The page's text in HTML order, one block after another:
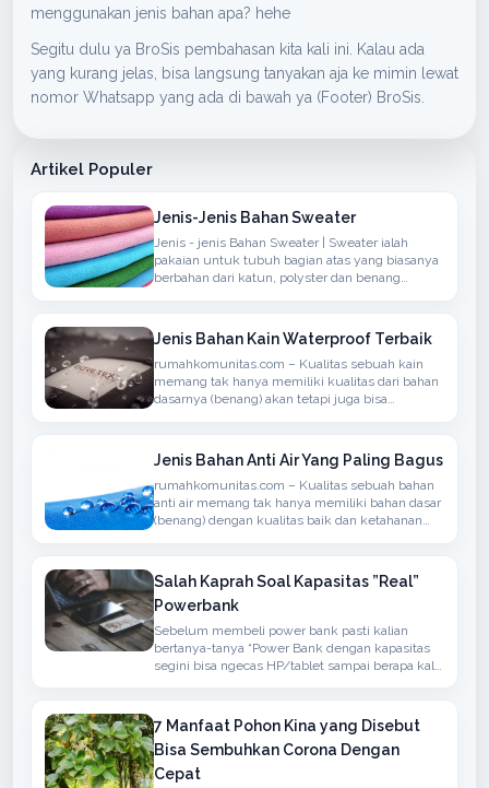
menggunakan jenis bahan apa? hehe
Segitu dulu ya BroSis pembahasan kita kali ini. Kalau ada
yang kurang jelas, bisa langsung tanyakan aja ke mimin lewat
nomor Whatsapp yang ada di bawah ya (Footer) BroSis.
Artikel Populer
Jenis-Jenis Bahan Sweater
Jenis - jenis Bahan Sweater | Sweater ialah
pakaian untuk tubuh bagian atas yang biasanya
berbahan dari katun, polyster dan benang
ditambahkan hoodie
Jenis Bahan Kain Waterproof Terbaik
rumahkomunitas.com – Kualitas sebuah kain
memang tak hanya memiliki kualitas dari bahan
dasarnya (benang) akan tetapi juga bisa
untuk berdasarkan Jaket, Mantel atau
Jenis Bahan Anti Air Yang Paling Bagus
rumahkomunitas.com – Kualitas sebuah bahan
anti air memang tak hanya memiliki bahan dasar
(benang) dengan kualitas baik dan ketahanan
Salah Kaprah Soal Kapasitas ”Real”
Powerbank
Sebelum membeli power bank pasti kalian
bertanya-tanya “Power Bank dengan kapasitas
segini bisa ngecas HP/tablet sampai berapa kali
7 Manfaat Pohon Kina yang Disebut
Bisa Sembuhkan Corona Dengan
Cepat